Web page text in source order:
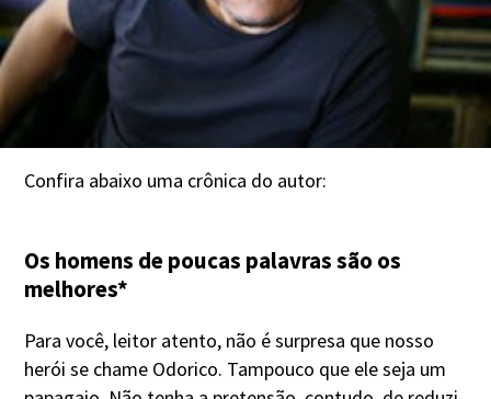
Confira abaixo uma crônica do autor:
Os homens de poucas palavras são os
melhores*
Para você, leitor atento, não é surpresa que nosso
herói se chame Odorico. Tampouco que ele seja um